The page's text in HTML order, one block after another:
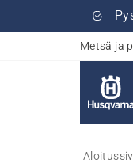
Metsä ja